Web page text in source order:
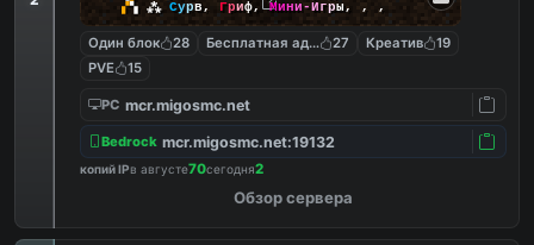
▞▚ ⁂ Сурв, Гриф,Мини-Игры, , ,
Один блок 28 Бесплатная админка
27 Креатив
19
PVE
15
PC mcr.migosmc.net
Bedrock mcr.migosmc.net:19132
копий IPв августе70сегодня2
Обзор сервера